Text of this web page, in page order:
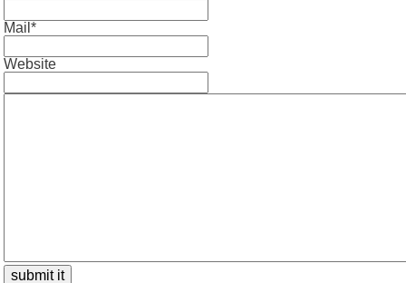
Mail*
Website